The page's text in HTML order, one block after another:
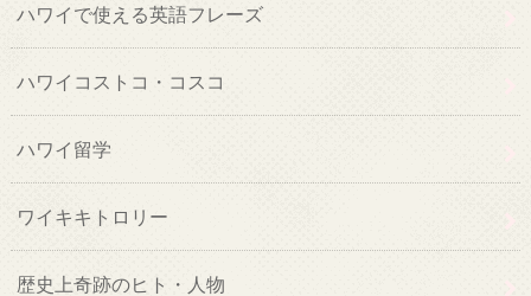
ハワイで使える英語フレーズ
ハワイコストコ・コスコ
ハワイ留学
ワイキキトロリー
歴史上奇跡のヒト・人物